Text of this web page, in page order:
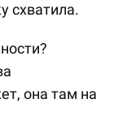
схватила.
она там на